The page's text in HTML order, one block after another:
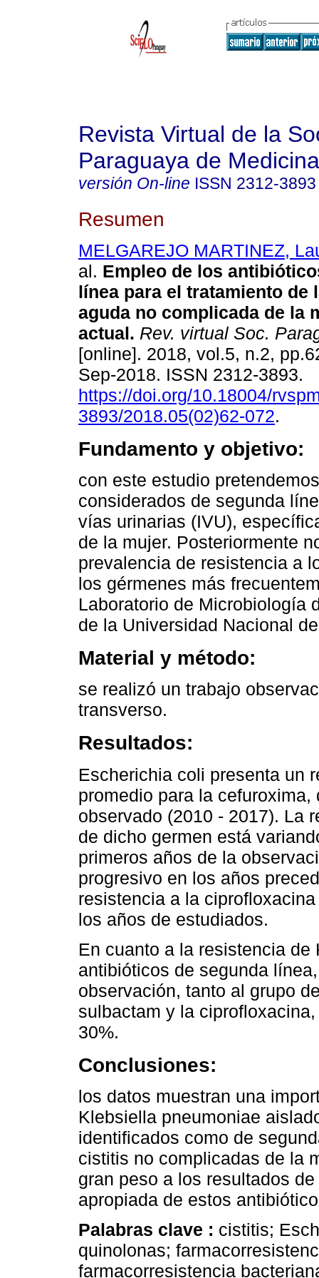
Revista Virtual de la
Paraguaya de
versión On-line ISSN 2312-3893
Resumen
MELGAREJO MARTINEZ,
al. Empleo de los
línea para el tratamiento de
aguda no complicada de la
actual. Rev. virtual Soc.
[online]. 2018, vol.5, n.2,
Sep-2018. ISSN 2312-3893.
https://doi.org/10.18004/
3893/2018.05(02)62-072.
Fundamento y objetivo:
con este estudio
considerados de segunda
vías urinarias (IVU),
de la mujer. Posteriormente
prevalencia de resistencia a
los gérmenes más
Laboratorio de Microbiología
de la Universidad Nacional
Material y método:
se realizó un trabajo
transverso.
Resultados:
Escherichia coli presenta un
promedio para la
observado (2010 - 2017). La
de dicho germen está
primeros años de la
progresivo en los años
resistencia a la
los años de estudiados.
En cuanto a la resistencia
antibióticos de segunda
observación, tanto al grupo
sulbactam y la
30%.
Conclusiones:
los datos muestran una
Klebsiella pneumoniae
identificados como de
cistitis no complicadas de la
gran peso a los resultados
apropiada de estos
Palabras clave : cistitis;
quinolonas;
farmacorresistencia